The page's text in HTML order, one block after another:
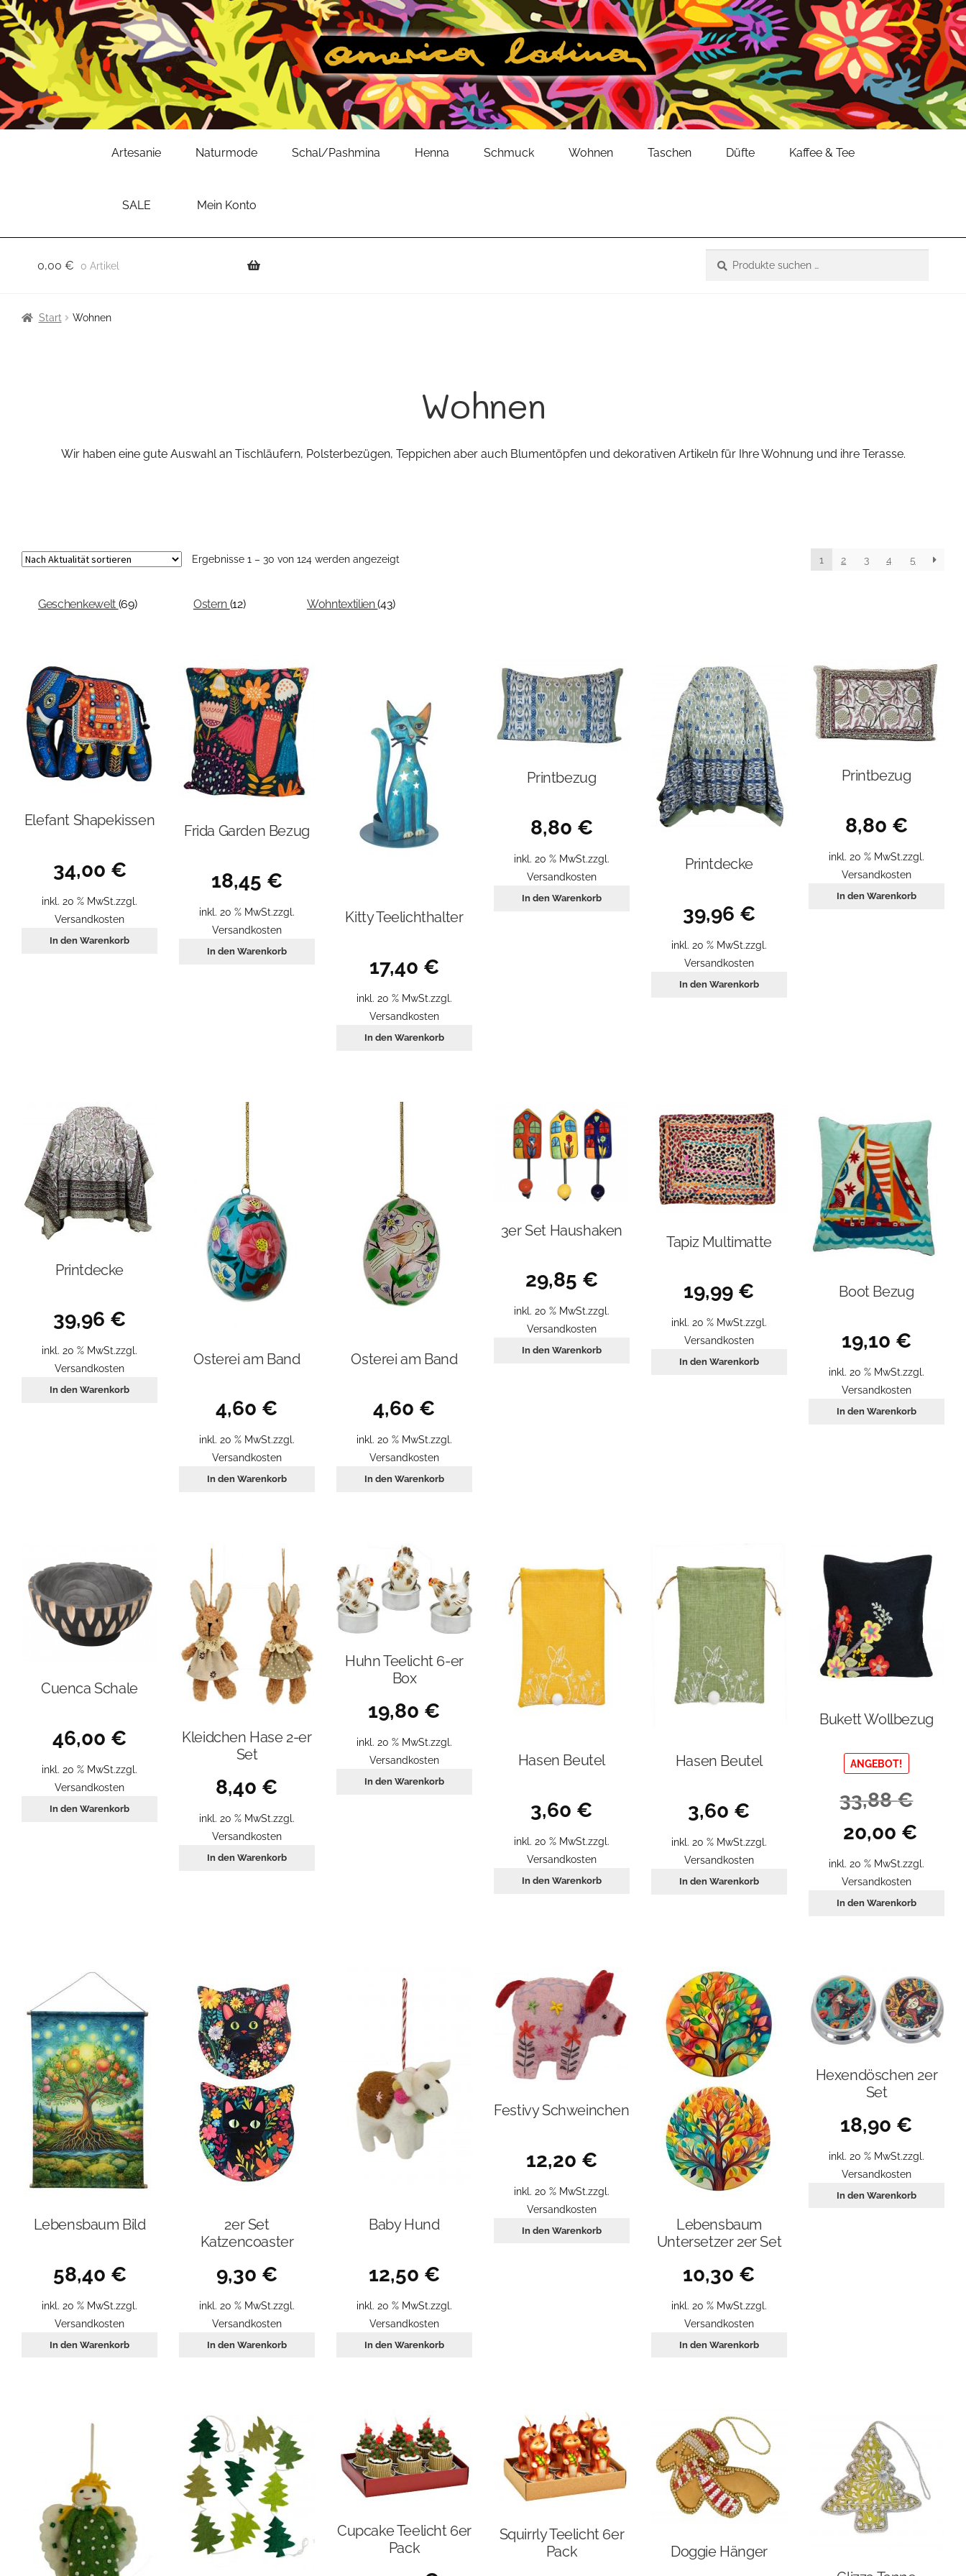
Artesanie Naturmode Schal/Pashmina Henna Schmuck Wohnen Taschen Düfte Kaffee & Tee
SALE Mein Konto
0,00 € 0 Artikel
nach:
Start Wohnen
Wohnen
Wir haben eine gute Auswahl an Tischläufern, Polsterbezügen, Teppichen aber auch Blumentöpfen und dekorativen Artikeln für Ihre Wohnung und ihre Terasse.
1 2 3 4 5
Ergebnisse 1 – 30 von 124 werden angezeigt
Geschenkewelt (69) Ostern (12) Wohntextilien(43)
Elefant Shapekissen
34,00 €
inkl. 20 % MwSt.zzgl.
Versandkosten
In den Warenkorb
Frida Garden Bezug
18,45 €
inkl. 20 % MwSt.zzgl.
Versandkosten
In den Warenkorb
Kitty Teelichthalter
17,40 €
inkl. 20 % MwSt.zzgl.
Versandkosten
In den Warenkorb
Printbezug
8,80 €
inkl. 20 % MwSt.zzgl.
Versandkosten
In den Warenkorb
Printdecke
39,96 €
inkl. 20 % MwSt.zzgl.
Versandkosten
In den Warenkorb
Printbezug
8,80 €
inkl. 20 % MwSt.zzgl.
Versandkosten
In den Warenkorb
Printdecke
39,96 €
inkl. 20 % MwSt.zzgl.
Versandkosten
In den Warenkorb
Osterei am Band
4,60 €
inkl. 20 % MwSt.zzgl.
Versandkosten
In den Warenkorb
Osterei am Band
4,60 €
inkl. 20 % MwSt.zzgl.
Versandkosten
In den Warenkorb
3er Set Haushaken
29,85 €
inkl. 20 % MwSt.zzgl.
Versandkosten
In den Warenkorb
Tapiz Multimatte
19,99 €
inkl. 20 % MwSt.zzgl.
Versandkosten
In den Warenkorb
Boot Bezug
19,10 €
inkl. 20 % MwSt.zzgl.
Versandkosten
In den Warenkorb
Cuenca Schale
46,00 €
inkl. 20 % MwSt.zzgl.
Versandkosten
In den Warenkorb
Kleidchen Hase 2-er
Set
8,40 €
inkl. 20 % MwSt.zzgl.
Versandkosten
In den Warenkorb
Huhn Teelicht 6-er
Box
19,80 €
inkl. 20 % MwSt.zzgl.
Versandkosten
In den Warenkorb
Hasen Beutel
3,60 €
inkl. 20 % MwSt.zzgl.
Versandkosten
In den Warenkorb
Hasen Beutel
3,60 €
inkl. 20 % MwSt.zzgl.
Versandkosten
In den Warenkorb
Bukett Wollbezug
ANGEBOT!
33,88€
Ursprünglicher
Preis
war:
33,88 €
20,00 €Aktueller
ist:
inkl. 20 % MwSt.zzgl.
Versandkosten
In den Warenkorb
Lebensbaum Bild
58,40 €
inkl. 20 % MwSt.zzgl.
Versandkosten
In den Warenkorb
2er Set
Katzencoaster
9,30 €
inkl. 20 % MwSt.zzgl.
Versandkosten
In den Warenkorb
Baby Hund
12,50 €
inkl. 20 % MwSt.zzgl.
Versandkosten
In den Warenkorb
Festivy Schweinchen
12,20 €
inkl. 20 % MwSt.zzgl.
Versandkosten
In den Warenkorb
Lebensbaum
Untersetzer 2er Set
10,30 €
inkl. 20 % MwSt.zzgl.
Versandkosten
In den Warenkorb
Hexendöschen 2er
Set
18,90 €
inkl. 20 % MwSt.zzgl.
Versandkosten
In den Warenkorb
Cupcake Teelicht 6er
Pack
Squirrly Teelicht 6er
Pack
Doggie Hänger